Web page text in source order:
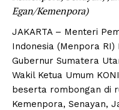
Egan/Kemenpora)
JAKARTA – Menteri
Indonesia (Menpora
Gubernur Sumatera
Wakil Ketua Umum
beserta rombongan di
Kemenpora, Senayan,